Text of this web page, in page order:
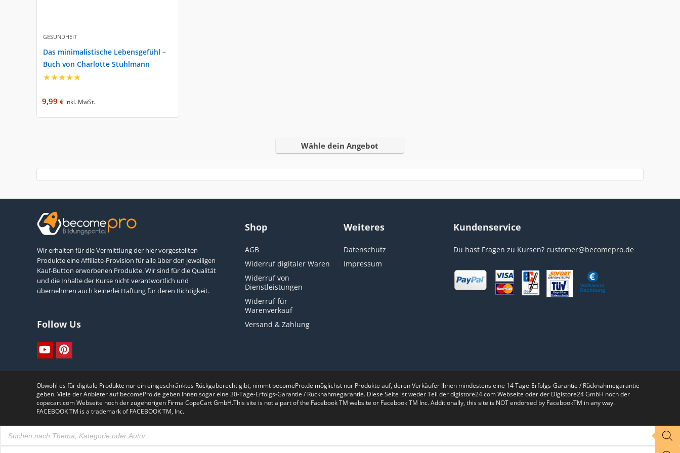
GESUNDHEIT
Das minimalistische Lebensgefühl –
Buch von Charlotte Stuhlmann
★★★★★
9,99€ inkl. MwSt.
Wähle dein Angebot
Wir erhalten für die Vermittlung der hier vorgestellten
Produkte eine Affiliate-Provision für alle über den jeweiligen
Kauf-Button erworbenen Produkte. Wir sind für die Qualität
und die Inhalte der Kurse nicht verantwortlich und
übernehmen auch keinerlei Haftung für deren Richtigkeit.
Follow Us
Shop
AGB
Widerruf digitaler Waren
Widerruf von
Dienstleistungen
Widerruf für
Warenverkauf
Versand & Zahlung
Weiteres
Datenschutz
Impressum
Kundenservice
Du hast Fragen zu Kursen?customer@becomepro.de
Obwohl es für digitale Produkte nur ein eingeschränktes Rückgaberecht gibt, nimmt becomePro.de möglichst nur Produkte auf, deren Verkäufer Ihnen mindestens eine 14 Tage-Erfolgs-Garantie / Rücknahmegarantie
geben. Viele der Anbieter auf becomePro.de geben Ihnen sogar eine 30-Tage-Erfolgs-Garantie / Rücknahmegarantie. Diese Seite ist weder Teil der digistore24.com Webseite oder der Digistore24 GmbH noch der
copecart.com Webseite noch der zugehörigen Firma CopeCart GmbH.This site is not a part of the Facebook TM website or Facebook TM Inc. Additionally, this site is NOT endorsed by FacebookTM in any way.
FACEBOOK TM is a trademark of FACEBOOK TM, Inc.
Products
search
Products